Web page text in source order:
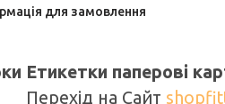
для замовлення
Етикетки паперові
Перехід на Сайт